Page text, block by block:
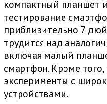
компактный планшет
тестирование
приблизительно 7
трудится над
включая малый
смартфон. Кроме
эксперименты с
устройствами.